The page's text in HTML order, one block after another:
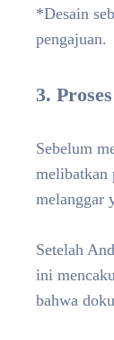
*Desain
pengajuan.
3.
Sebelum
melibatkan
melanggar
Setelah
ini
bahwa